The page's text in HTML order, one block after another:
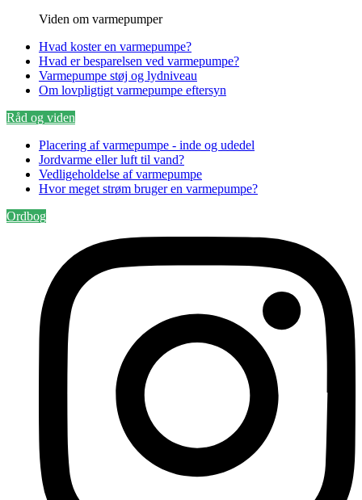
Viden om varmepumper
Hvad koster en varmepumpe?
Hvad er besparelsen ved varmepumpe?
Varmepumpe støj og lydniveau
Om lovpligtigt varmepumpe eftersyn
Råd og viden
Placering af varmepumpe - inde og udedel
Jordvarme eller luft til vand?
Vedligeholdelse af varmepumpe
Hvor meget strøm bruger en varmepumpe?
Ordbog